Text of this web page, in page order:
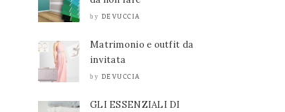
by DEVUCCIA
Matrimonio e outfit da
invitata
by DEVUCCIA
GLI ESSENZIALI DI